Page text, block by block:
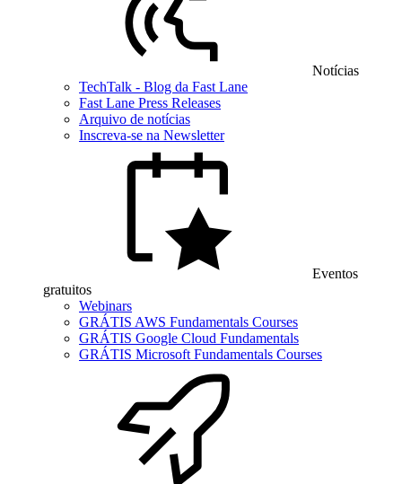
Notícias
TechTalk - Blog da Fast Lane
Fast Lane Press Releases
Arquivo de notícias
Inscreva-se na Newsletter
Eventos
gratuitos
Webinars
GRÁTIS AWS Fundamentals Courses
GRÁTIS Google Cloud Fundamentals
GRÁTIS Microsoft Fundamentals Courses